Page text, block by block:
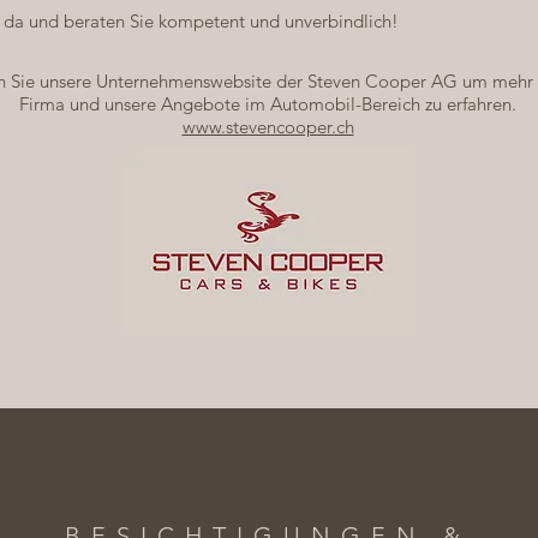
und beraten Sie kompetent und unverbindlich!
Sie unsere Unternehmenswebsite der Steven Cooper AG um
Firma und unsere Angebote im Automobil-Bereich zu erfahren.
www.stevencooper.ch